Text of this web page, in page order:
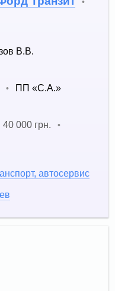
В.В.
•
ПП «С.А.»
40 000 грн. •
автосервис